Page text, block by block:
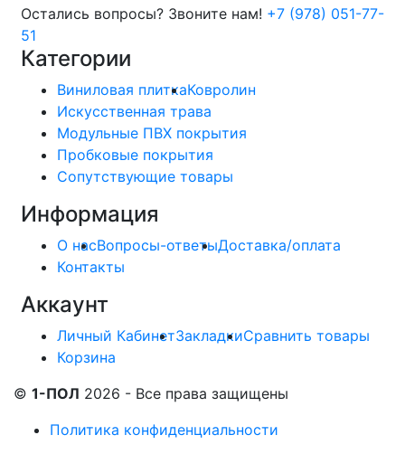
Остались вопросы? Звоните нам! +7 (978) 051-77-
51
Категории
Виниловая плиткаКовролин
Искусственная трава
Модульные ПВХ покрытия
Пробковые покрытия
Сопутствующие товары
Информация
О насВопросы-ответыДоставка/оплата
Контакты
Аккаунт
Личный КабинетЗакладкиСравнить товары
Корзина
© 1-ПОЛ 2026 - Все права защищены
Политика конфиденциальности